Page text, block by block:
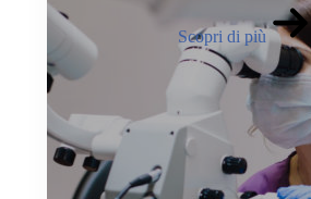
Scopri di più